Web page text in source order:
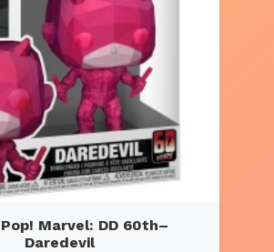
Marvel: DD 60th–
Daredevil